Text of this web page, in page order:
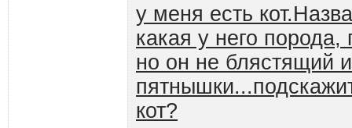
у меня есть
какая у него
но он не блястящий
кот?